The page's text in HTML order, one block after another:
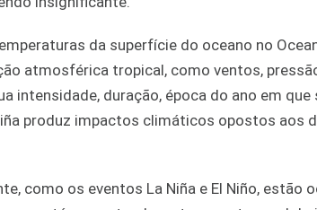
da superfície do oceano no
atmosférica tropical, como ventos,
intensidade, duração, época do ano em que
produz impactos climáticos opostos aos
como os eventos La Niña e El Niño, estão